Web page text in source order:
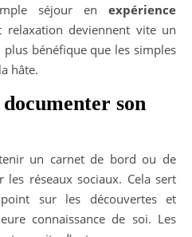
séjour en expérience
relaxation deviennent vite un
bénéfique que les simples
hâte.
son
un carnet de bord ou de
réseaux sociaux. Cela sert
sur les découvertes et
connaissance de soi. Les